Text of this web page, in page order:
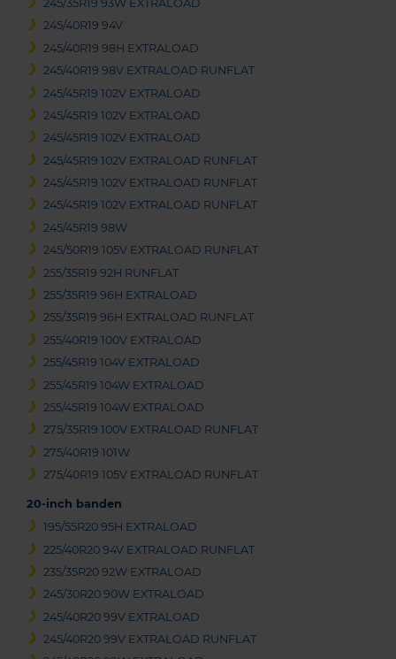
245/35R19 93W EXTRALOAD
245/40R19 94V
245/40R19 98H EXTRALOAD
245/40R19 98V EXTRALOAD RUNFLAT
245/45R19 102V EXTRALOAD
245/45R19 102V EXTRALOAD
245/45R19 102V EXTRALOAD
245/45R19 102V EXTRALOAD RUNFLAT
245/45R19 102V EXTRALOAD RUNFLAT
245/45R19 102V EXTRALOAD RUNFLAT
245/45R19 98W
245/50R19 105V EXTRALOAD RUNFLAT
255/35R19 92H RUNFLAT
255/35R19 96H EXTRALOAD
255/35R19 96H EXTRALOAD RUNFLAT
255/40R19 100V EXTRALOAD
255/45R19 104V EXTRALOAD
255/45R19 104W EXTRALOAD
255/45R19 104W EXTRALOAD
275/35R19 100V EXTRALOAD RUNFLAT
275/40R19 101W
275/40R19 105V EXTRALOAD RUNFLAT
20-inch banden
195/55R20 95H EXTRALOAD
225/40R20 94V EXTRALOAD RUNFLAT
235/35R20 92W EXTRALOAD
245/30R20 90W EXTRALOAD
245/40R20 99V EXTRALOAD
245/40R20 99V EXTRALOAD RUNFLAT